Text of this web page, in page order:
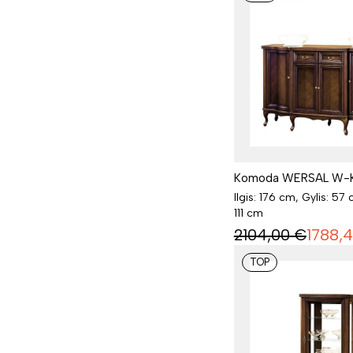
Komoda WERSAL W-
Ilgis: 176 cm, Gylis: 57
111 cm
2104,00 €
TOP